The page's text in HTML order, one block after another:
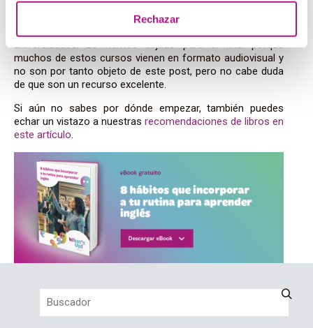
Rechazar
algo mientras practicáis inglés y una manera estupenda de
Moocs(Massive Open Online Course
muchos de estos cursos vienen en formato audiovisual y
no son por tanto objeto de este post, pero no cabe duda
de que son un recurso excelente.
Si aún no sabes por dónde empezar, también puedes
echar un vistazo a nuestras recomendaciones de libros en
este artículo